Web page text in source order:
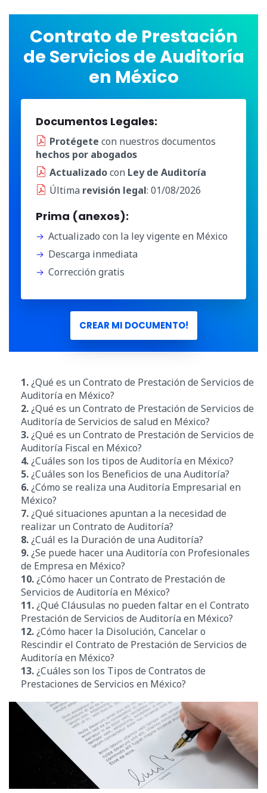
Contrato de Prestación
de Servicios de Auditoría
en México
Documentos Legales:
Protégete con nuestros documentos
hechos por abogados
Actualizadocon Ley de Auditoría
Última revisión legal: 01/08/2026
Prima (anexos):
Actualizado con la ley vigente en México
Descarga inmediata
Corrección gratis
CREAR MI DOCUMENTO!
1.¿Qué es un Contrato de Prestación de Servicios de
Auditoría en México?
2.¿Qué es un Contrato de Prestación de Servicios de
Auditoría de Servicios de salud en México?
3.¿Qué es un Contrato de Prestación de Servicios de
Auditoría Fiscal en México?
4.¿Cuáles son los tipos de Auditoría en México?
5.¿Cuáles son los Beneficios de una Auditoría?
6.¿Cómo se realiza una Auditoría Empresarial en
México?
7.¿Qué situaciones apuntan a la necesidad de
realizar un Contrato de Auditoría?
8.¿Cuál es la Duración de una Auditoría?
9.¿Se puede hacer una Auditoría con Profesionales
de Empresa en México?
10.¿Cómo hacer un Contrato de Prestación de
Servicios de Auditoría en México?
11.¿Qué Cláusulas no pueden faltar en el Contrato
Prestación de Servicios de Auditoría en México?
12.¿Cómo hacer la Disolución, Cancelar o
Rescindirel Contrato de Prestación de Servicios de
Auditoría en México?
13.¿Cuáles son los Tipos de Contratos de
Prestaciones de Servicios en México?